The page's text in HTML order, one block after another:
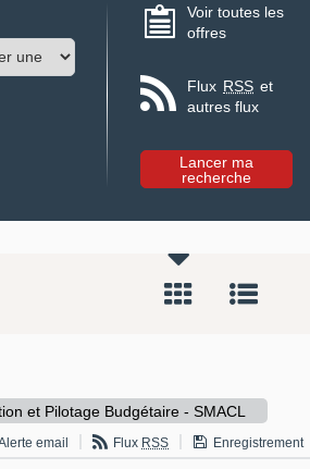
Voir toutes les
offres
Flux RSS et
autres flux
et Pilotage Budgétaire - SMACL
email Flux RSS
Enregistrement